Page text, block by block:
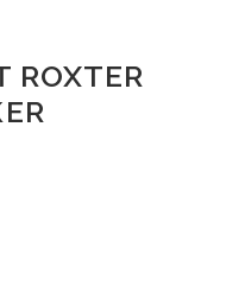
ROXTER